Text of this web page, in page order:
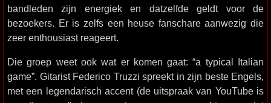
bandleden zijn energiek en datzelfde geldt voor de
bezoekers. Er is zelfs een heuse fanschare aanwezig die
zeer enthousiast reageert.
Die groep weet ook wat er komen gaat: “a typical Italian
game”. Gitarist Federico Truzzi spreekt in zijn beste Engels,
met een legendarisch accent (de uitspraak van YouTube is